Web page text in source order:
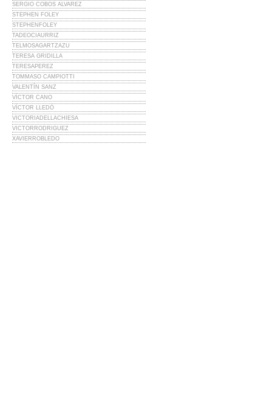
SERGIO COBOS ALVAREZ
STEPHEN FOLEY
STEPHENFOLEY
TADEOCIAURRIZ
TELMOSAGARTZAZU
TERESA GRIDILLA
TERESAPEREZ
TOMMASO CAMPIOTTI
VALENTÍN SANZ
VÍCTOR CANO
VÍCTOR LLEDÓ
VICTORIADELLACHIESA
VICTORRODRIGUEZ
XAVIERROBLEDO